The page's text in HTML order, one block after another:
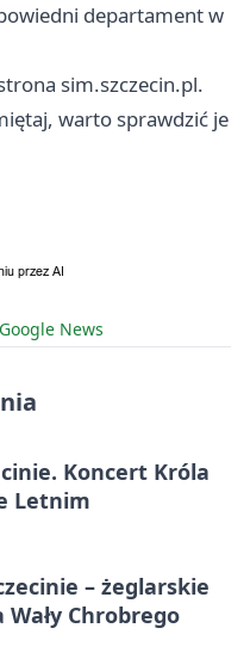
departament w
sim.szczecin.pl.
warto sprawdzić je
Google News
Koncert Króla
Letnim
– żeglarskie
Chrobrego